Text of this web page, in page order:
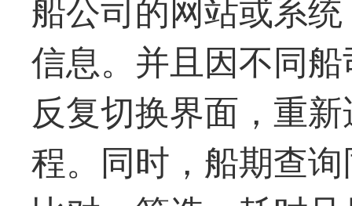
信息。并且因不同
反复切换界面，重
程。同时，船期查